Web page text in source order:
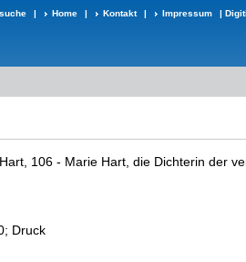
| Home | Kontakt | Impressum |
106 - Marie Hart, die Dichterin der
Druck